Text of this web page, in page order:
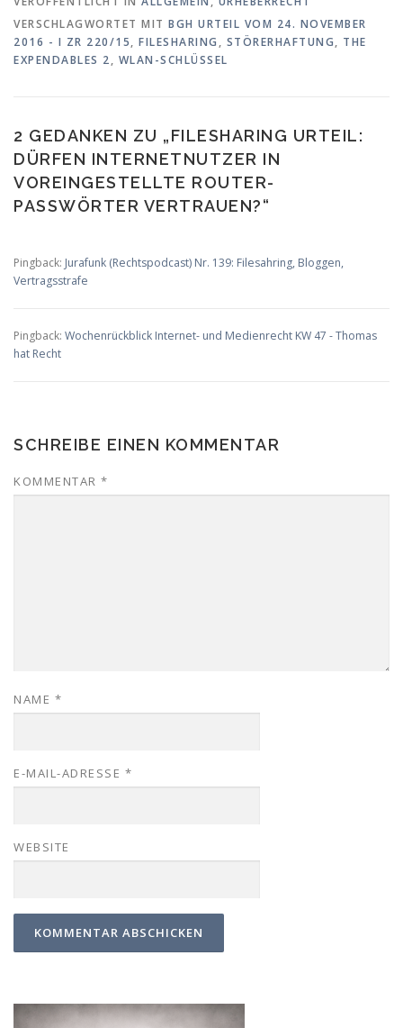
VERSCHLAGWORTET MIT BGH URTEIL VOM 24. NOVEMBER
2016 - I ZR 220/15, FILESHARING , STÖRERHAFTUNG, THE
EXPENDABLES 2, WLAN-SCHLÜSSEL
2 GEDANKEN ZU „FILESHARING URTEIL:
DÜRFEN INTERNETNUTZER IN
VOREINGESTELLTE ROUTER-
PASSWÖRTER VERTRAUEN?“
Pingback: Jurafunk (Rechtspodcast) Nr. 139: Filesahring, Bloggen,
Vertragsstrafe
Pingback: Wochenrückblick Internet- und Medienrecht KW 47 - Thomas
hat Recht
SCHREIBE EINEN KOMMENTAR
KOMMENTAR *
NAME *
E-MAIL-ADRESSE *
WEBSITE